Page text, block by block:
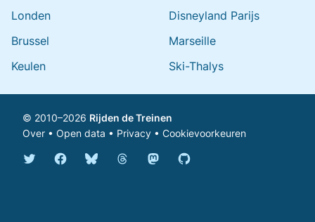
Londen
Brussel
Keulen
Disneyland Parijs
Marseille
Ski-Thalys
© 2010–2026 Rijden de Treinen
Over • Open data • Privacy • Cookievoorkeuren